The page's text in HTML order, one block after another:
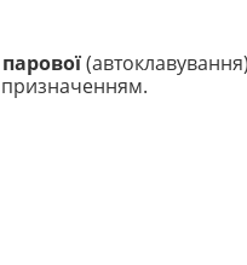
парової(автоклавування)
призначенням.